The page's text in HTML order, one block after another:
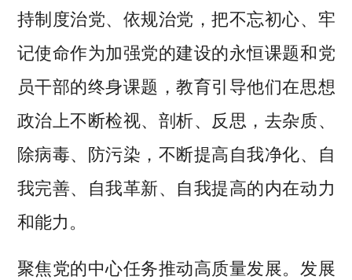
持制度治党、依规治党，把不忘初心、牢
记使命作为加强党的建设的永恒课题和党
员干部的终身课题，教育引导他们在思想
政治上不断检视、剖析、反思，去杂质、
除病毒、防污染，不断提高自我净化、自
我完善、自我革新、自我提高的内在动力
和能力。
聚焦党的中心任务推动高质量发展。发展